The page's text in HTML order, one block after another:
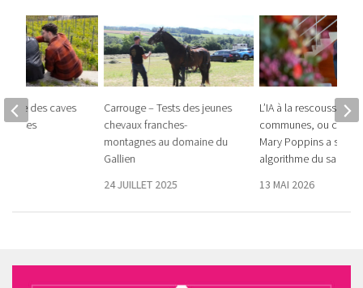
Carrouge – Tests des jeunes
chevaux franches-
montagnes au domaine du
Gallien
24 JUILLET 2025
L’IA à la rescousse des
communes, ou
Mary Poppins a sorti
algorithme du sac
13 MAI 2026
des caves